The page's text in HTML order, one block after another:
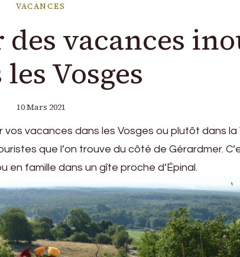
VACANCES
vacances
Vosges
10 Mars 2021
vacances dans les Vosges ou plutôt dans la
que l’on trouve du côté de Gérardmer.
en famille dans un gîte proche d’Épinal.